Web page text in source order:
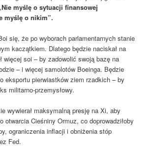
myślę o sytuacji finansowej
myślę o nikim”.
się, że po wyborach parlamentarnych stanie
kaczątkiem. Dlatego będzie naciskał na
więcej soi – by zadowolić swoją bazę na
– i więcej samolotów Boeinga. Będzie
eksportu pierwiastków ziem rzadkich – by
militarno-przemysłowy.
wywierał maksymalną presję na Xi, aby
otwarcia Cieśniny Ormuz, co doprowadziłoby
ograniczenia inflacji i obniżenia stóp
Fed.